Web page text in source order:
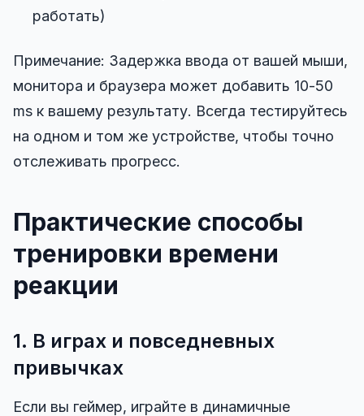
работать)
Примечание: Задержка ввода от вашей мыши,
монитора и браузера может добавить 10-50
ms к вашему результату. Всегда тестируйтесь
на одном и том же устройстве, чтобы точно
отслеживать прогресс.
Практические способы
тренировки времени
реакции
1. В играх и повседневных
привычках
Если вы геймер, играйте в динамичные